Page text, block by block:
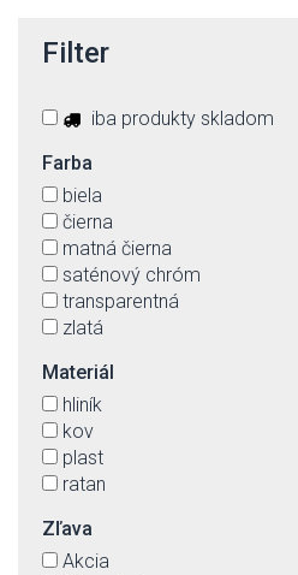
Filter
iba produkty skladom
Farba
biela
čierna
matná čierna
saténový chróm
transparentná
zlatá
Materiál
hliník
kov
plast
ratan
Zľava
Akcia